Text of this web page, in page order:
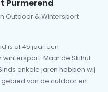
Purmerend
Outdoor & Wintersport
is al 45 jaar een
Maar de Skihut
enkele jaren hebben wij
van de outdoor en